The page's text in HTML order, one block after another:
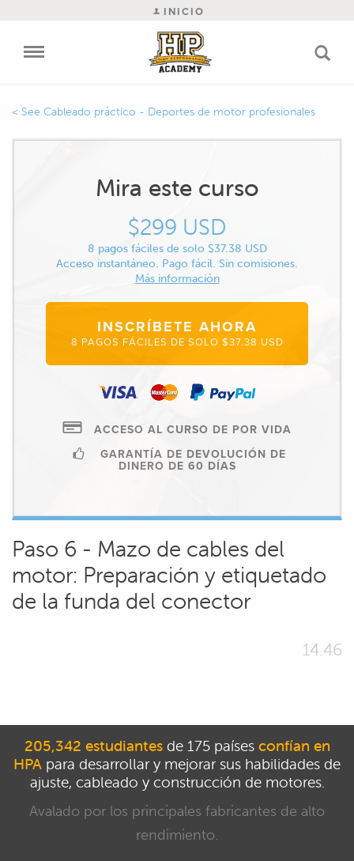
INICIO
Cableado práctico - Deportes de motor profesionales
Mira este curso
$299 USD
8 pagos fáciles de solo $37.38 USD
Acceso instantáneo. Pago fácil. Sin comisiones.
Más información
INSCRÍBETE AHORA
8 PAGOS FÁCILES DE SOLO $37.38 USD
ACCESO AL CURSO DE POR VIDA
GARANTÍA DE DEVOLUCIÓN DE
DINERO DE 60 DÍAS
Paso 6 - Mazo de cables del
motor: Preparación y etiquetado
de la funda del conector
14.46
205,342 estudiantesde 175 países confían en
HPA para desarrollar y mejorar sus habilidades de
ajuste, cableado y construcción de motores.
Avalado por los principales fabricantes de alto
rendimiento.